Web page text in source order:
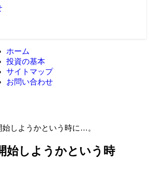
ホーム
投資の基本
サイトマップ
お問い合わせ
しようかという時に…。
始しようかという時